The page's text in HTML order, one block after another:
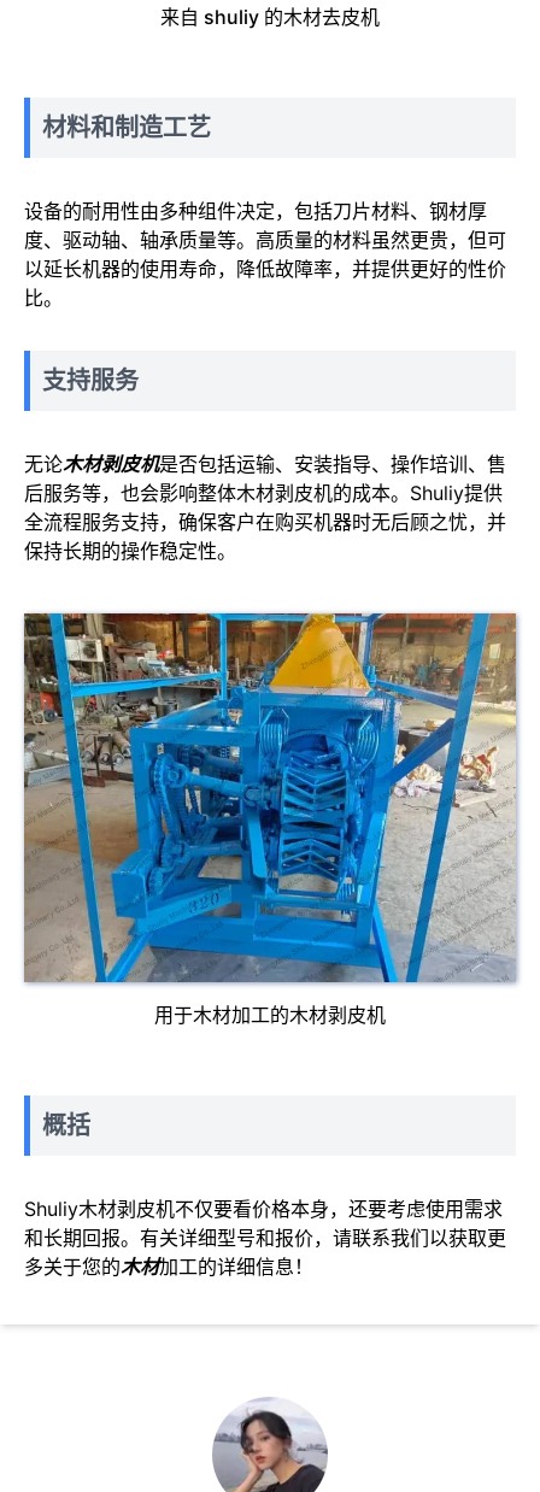
来自 shuliy 的木材去皮机
材料和制造工艺
设备的耐用性由多种组件决定，包括刀片材料、钢材厚
度、驱动轴、轴承质量等。高质量的材料虽然更贵，但可
以延长机器的使用寿命，降低故障率，并提供更好的性价
比。
支持服务
无论木材剥皮机是否包括运输、安装指导、操作培训、售
后服务等，也会影响整体木材剥皮机的成本。Shuliy提供
全流程服务支持，确保客户在购买机器时无后顾之忧，并
保持长期的操作稳定性。
用于木材加工的木材剥皮机
概括
Shuliy木材剥皮机不仅要看价格本身，还要考虑使用需求
和长期回报。有关详细型号和报价，请联系我们以获取更
多关于您的木材加工的详细信息！